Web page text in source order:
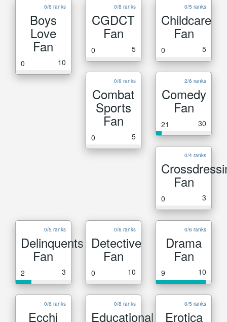
0/6 ranks
Boys
Love
Fan
0 10
0/8 ranks
CGDCT
Fan
0 5
0/5 ranks
Childcare
Fan
0 5
0/6 ranks
Combat
Sports
Fan
0 5
2/6 ranks
Comedy
Fan
21 30
0/4 ranks
Fan
0 3
0/5 ranks
Delinquents
Fan
2 3
0/6 ranks
Detective
Fan
0 10
0/6 ranks
Drama
Fan
9 10
0/6 ranks
Ecchi
0/8 ranks
Educational
0/5 ranks
Erotica